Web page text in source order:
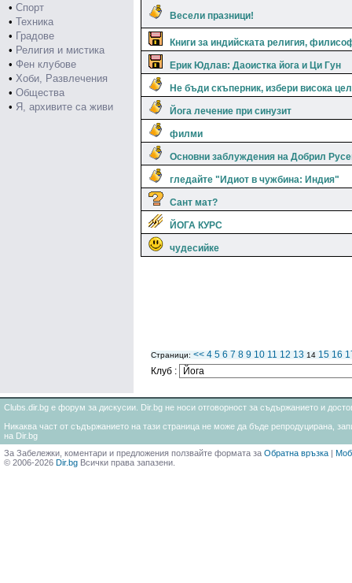
• Спорт
• Техника
• Градове
• Религия и мистика
• Фен клубове
• Хоби, Развлечения
• Общества
• Я, архивите са живи
Весели празници!
Книги за индийската религия,
Ерик Юдлав: Даоистка йога и Ци Гун
Не бъди скъперник, избери висока цел
Йога лечение при синузит
филми
Основни заблуждения на Добрил
гледайте "Идиот в чужбина: Индия"
Сант мат?
ЙОГА КУРС
чудесийке
Страници: << 4 5 6 7 8 9 10 11 12 13 14 15 16
Клуб :
Clubs.dir.bg е форум за дискусии. Dir.bg не носи отговорност за съдържанието и
Никаква част от съдържанието на тази страница не може да бъде репродуцирана,
на Dir.bg
За Забележки, коментари и предложения ползвайте формата за Обратна връзка |
© 2006-2026 Dir.bg Всички права запазени.